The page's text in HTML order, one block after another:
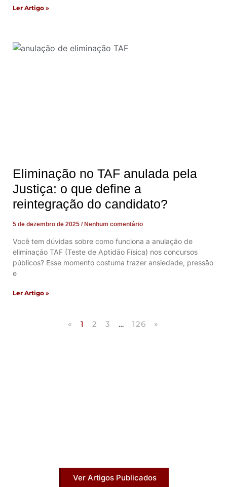
Ler Artigo »
Eliminação no TAF anulada pela
Justiça: o que define a
reintegração do candidato?
5 de dezembro de 2025 Nenhum comentário
Você tem dúvidas sobre como funciona a anulação de
eliminação TAF (Teste de Aptidão Física) nos concursos
públicos? Esse momento costuma trazer ansiedade, pressão
e
Ler Artigo »
« 1 2 3 … 126 »
Ver Artigos Publicados